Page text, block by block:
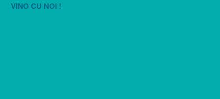
VINO CU NOI !